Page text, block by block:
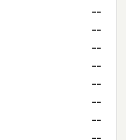
--
--
--
--
--
--
--